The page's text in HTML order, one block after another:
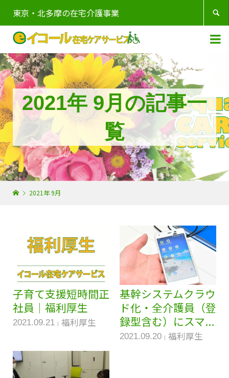
東京・北多摩の在宅介護事業 

2021年 9月の記事一
覧
2021年 9月
子育て支援短時間正
社員｜福利厚生
2021.09.21 福利厚生
基幹システムクラウ
ド化・全介護員（登
録型含む）にスマ...
2021.09.20 福利厚生